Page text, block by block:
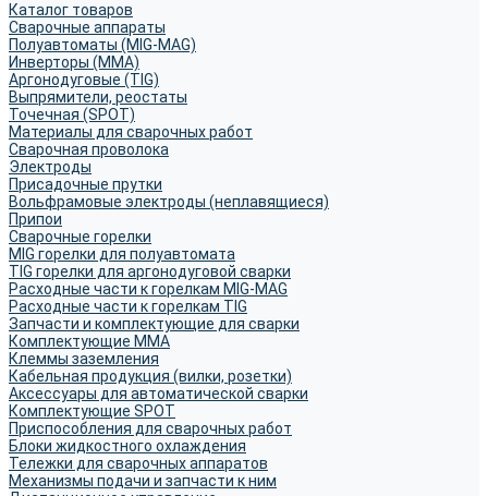
Каталог товаров
Сварочные аппараты
Полуавтоматы (MIG-MAG)
Инверторы (MMA)
Аргонодуговые (TIG)
Выпрямители, реостаты
Точечная (SPOT)
Материалы для сварочных работ
Сварочная проволока
Электроды
Присадочные прутки
Вольфрамовые электроды (неплавящиеся)
Припои
Сварочные горелки
MIG горелки для полуавтомата
TIG горелки для аргонодуговой сварки
Расходные части к горелкам MIG-MAG
Расходные части к горелкам TIG
Запчасти и комплектующие для сварки
Комплектующие ММА
Клеммы заземления
Кабельная продукция (вилки, розетки)
Аксессуары для автоматической сварки
Комплектующие SPOT
Приспособления для сварочных работ
Блоки жидкостного охлаждения
Тележки для сварочных аппаратов
Механизмы подачи и запчасти к ним